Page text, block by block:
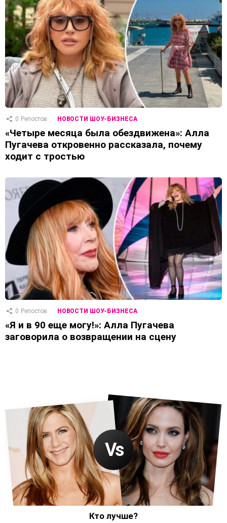
0 Репостов НОВОСТИ ШОУ-БИЗНЕСА
«Четыре месяца была обездвижена»: Алла
Пугачева откровенно рассказала, почему
ходит с тростью
0 Репостов НОВОСТИ ШОУ-БИЗНЕСА
«Я и в 90 еще могу!»: Алла Пугачева
заговорила о возвращении на сцену
Кто лучше?